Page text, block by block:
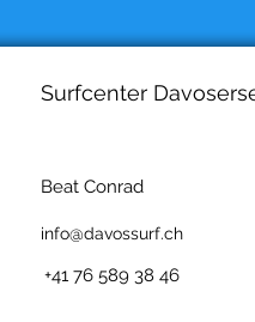
Surfcenter
Beat Conrad
info@davossurf.ch
+41 76 589 38 46